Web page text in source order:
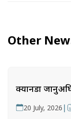
Other
क्यानडा
20 July, 2026 |